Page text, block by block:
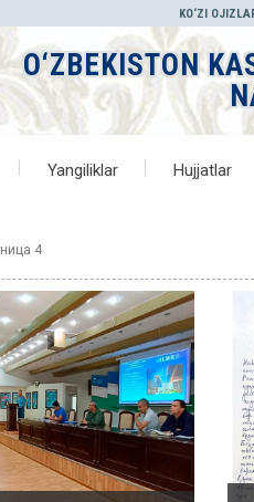
KO‘ZI
O‘ZBEKISTON
Yangiliklar Hujjatlar
4